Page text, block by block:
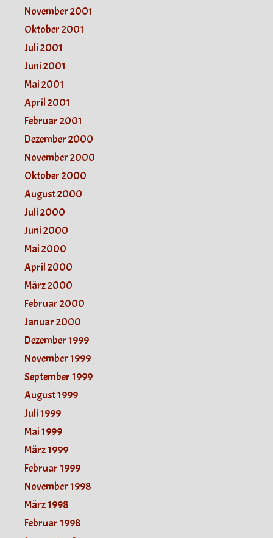
November 2001
Oktober 2001
Juli 2001
Juni 2001
Mai 2001
April 2001
Februar 2001
Dezember 2000
November 2000
Oktober 2000
August 2000
Juli 2000
Juni 2000
Mai 2000
April 2000
März 2000
Februar 2000
Januar 2000
Dezember 1999
November 1999
September 1999
August 1999
Juli 1999
Mai 1999
März 1999
Februar 1999
November 1998
März 1998
Februar 1998